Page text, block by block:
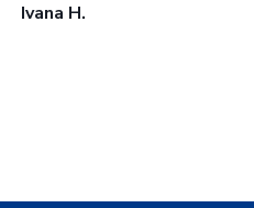
Ivana H.